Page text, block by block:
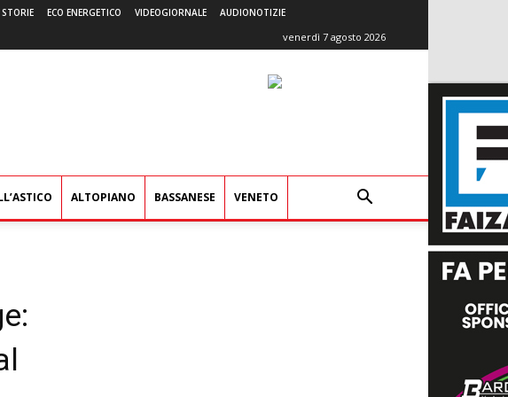
STORIE ECO ENERGETICO VIDEOGIORNALE AUDIONOTIZIE
venerdì 7 agosto 2026
ALTOPIANO BASSANESE VENETO